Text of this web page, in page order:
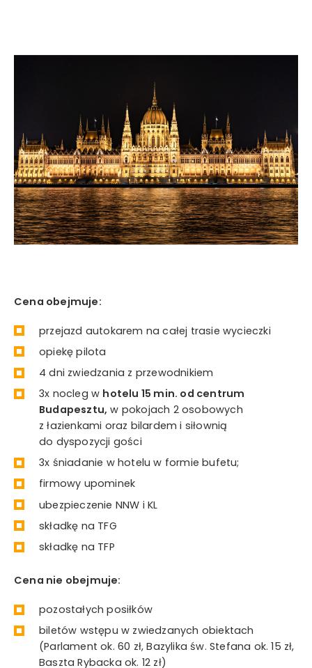
Cena obejmuje:
przejazd autokarem na całej trasie wycieczki
opiekę pilota
4 dni zwiedzania z przewodnikiem
3x nocleg w hotelu 15 min. od centrum
Budapesztu, w pokojach 2 osobowych
z łazienkami oraz bilardem i siłownią
do dyspozycji gości
3x śniadanie w hotelu w formie bufetu;
firmowy upominek
ubezpieczenie NNW i KL
składkę na TFG
składkę na TFP
Cena nie obejmuje:
pozostałych posiłków
biletów wstępu w zwiedzanych obiektach
(Parlament ok. 60 zł, Bazylika św. Stefana ok. 15 zł,
Baszta Rybacka ok. 12 zł)